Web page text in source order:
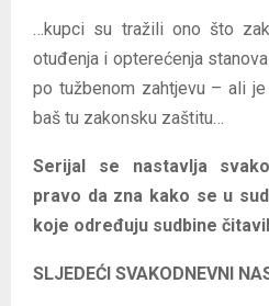
…kupci su tražili ono što
otuđenja i opterećenja
po tužbenom zahtjevu – ali
baš tu zakonsku zaštitu…
Serijal se nastavlja
pravo da zna kako se u
koje određuju sudbine
SLJEDEĆI SVAKODNEVNI